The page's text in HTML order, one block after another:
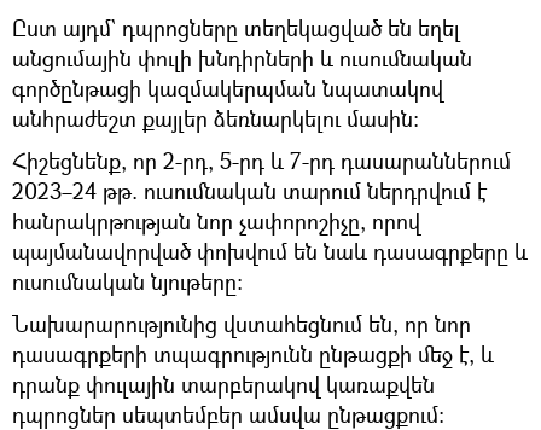
Ըստ այդմ` դպրոցները տեղեկացված են եղել
անցումային փուլի խնդիրների և ուսումնական
գործընթացի կազմակերպման նպատակով
անհրաժեշտ քայլեր ձեռնարկելու մասին:
Հիշեցնենք, որ 2-րդ, 5-րդ և 7-րդ դասարաններում
2023–24 թթ. ուսումնական տարում ներդրվում է
հանրակրթության նոր չափորոշիչը, որով
պայմանավորված փոխվում են նաև դասագրքերը և
ուսումնական նյութերը:
Նախարարությունից վստահեցնում են, որ նոր
դասագրքերի տպագրությունն ընթացքի մեջ է, և
դրանք փուլային տարբերակով կառաքվեն
դպրոցներ սեպտեմբեր ամսվա ընթացքում: